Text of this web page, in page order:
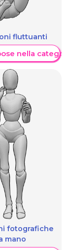
fluttuanti
nella
fotografiche
mano